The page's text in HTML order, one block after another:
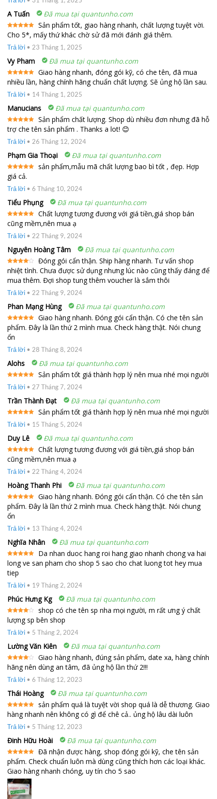
A Tuấn Đã mua tại quantunho.com
Được xếp
hạng 55
sao
Sản phẩm tốt, giao hàng nhanh, chất lượng tuyệt vời.
Cho 5*, mấy thứ khác chờ sử đã mới đánh giá thêm.
Trả lời • 23 Tháng 1, 2025
Vy Pham Đã mua tại quantunho.com
Được xếp
hạng5 5
sao
Giao hàng nhanh, đóng gói kỹ, có che tên, đã mua
nhiều lần, hàng chính hãng chuẩn chất lượng. Sẽ ủng hộ lần sau.
Trả lời • 14 Tháng 1, 2025
Manucians Đã mua tại quantunho.com
Được xếp
hạng5 5
sao
Sản phẩm chất lượng. Shop dù nhiều đơn nhưng đã hỗ
trợ che tên sản phẩm . Thanks a lot! 😊
Trả lời • 26 Tháng 12, 2024
Phạm Gia Thoại Đã mua tại quantunho.com
Được xếp
hạng55
sao
sản phẩm,mẫu mã chất lượng bao bì tốt , đẹp. Hợp
giá cả.
Trả lời • 6 Tháng 10, 2024
Tiểu Phụng Đã mua tại quantunho.com
Được xếp
hạng5 5
sao
Chất lượng tương đương với giá tiền,giá shop bán
cũng mềm,nên mua ạ
Trả lời • 22 Tháng 9, 2024
Nguyên Hoàng Tâm Đã mua tại quantunho.com
Được
xếp
hạng 4
Đóng gói cẩn thận. Ship hàng nhanh. Tư vấn shop
nhiệt tình. Chưa được sử dụng nhưng lúc nào cũng thấy đáng để
mua thêm. Đợi shop tung thêm voucher là sắm thôi
Trả lời • 22 Tháng 9, 2024
Phan Mạng Hùng Đã mua tại quantunho.com
Được xếp
hạng 55
sao
Giao hàng nhanh. Đóng gói cẩn thận. Có che tên sản
phẩm. Đây là lần thứ 2 mình mua. Check hàng thật. Nói chung
ổn
Trả lời • 28 Tháng 8, 2024
Alohs Đã mua tại quantunho.com
hạng5 5
Sản phẩm tốt giá thành hợp lý nên mua nhé mọi người
Trả lời • 27 Tháng 7, 2024
Trần Thành Đạt Đã mua tại quantunho.com
hạng5 5
Sản phẩm tốt giá thành hợp lý nên mua nhé mọi người
Trả lời • 15 Tháng 5, 2024
Duy Lê Đã mua tại quantunho.com
Được xếp
hạng5 5
sao
Chất lượng tương đương với giá tiền,giá shop bán
cũng mềm,nên mua ạ
Trả lời • 22 Tháng 4, 2024
Hoàng Thanh Phi Đã mua tại quantunho.com
Được xếp
hạng 55
sao
Giao hàng nhanh. Đóng gói cẩn thận. Có che tên sản
phẩm. Đây là lần thứ 2 mình mua. Check hàng thật. Nói chung
ổn
Trả lời • 13 Tháng 4, 2024
Nghĩa Nhân Đã mua tại quantunho.com
Được xếp
hạng 55
sao
Da nhan duoc hang roi hang giao nhanh chong va hai
long ve san pham cho shop 5 sao cho chat luong tot hey mua
tiep
Trả lời • 19 Tháng 2, 2024
Phúc Hưng Kg Đã mua tại quantunho.com
Được
xếp
hạng
5 sao
shop có che tên sp nha mọi người, m rất ưng ý chất
lượng sp bên shop
Trả lời • 5 Tháng 2, 2024
Lường Văn Kiên Đã mua tại quantunho.com
Được
xếp
hạng
5 sao
Giao hàng nhanh, đúng sản phẩm, date xa, hàng chính
hãng nên dùng an tâm, đã ủng hộ lần thứ 2!!!
Trả lời • 6 Tháng 12, 2023
Thái Hoàng Đã mua tại quantunho.com
Được xếp
hạng5 5
sao
sản phẩm quá là tuyệt vời shop quá là dễ thương. Giao
hàng nhanh nên không có gì để chê cả.. ủng hộ lâu dài luôn
Trả lời • 5 Tháng 12, 2023
Đinh Hữu Hoài Đã mua tại quantunho.com
Được xếp
hạng 55
sao
Đã nhận được hàng, shop đóng gói kỹ, che tên sản
phẩm. Check chuẩn luôn mà dùng cũng thích hơn các loại khác.
Giao hàng nhanh chóng, uy tín cho 5 sao